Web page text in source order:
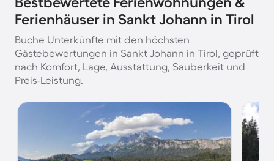
Ferienhäuser in Sankt Johann in Tirol
Buche Unterkünfte mit den höchsten
Gästebewertungen in Sankt Johann in Tirol, geprüft
nach Komfort, Lage, Ausstattung, Sauberkeit und
Preis-Leistung.